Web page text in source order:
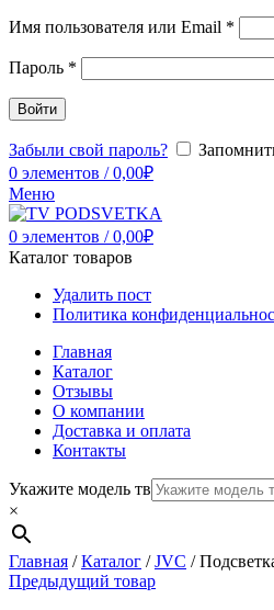
Имя пользователя или Email *
Пароль *
Войти
Забыли свой пароль?
0 элементов / 0,00₽
Меню
0 элементов / 0,00₽
Каталог товаров
Удалить пост
Политика
Главная
Каталог
Отзывы
О компании
Доставка и оплата
Контакты
Укажите модель тв
×
Главная /Каталог /JVC /
Предыдущий товар